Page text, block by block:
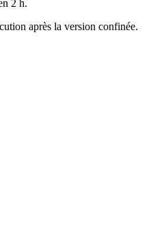
2 h.
après la version confinée.